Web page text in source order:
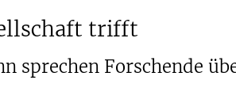
trifft
sprechen Forschende